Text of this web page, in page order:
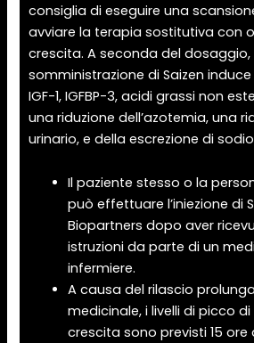
consiglia di eseguire una
avviare la terapia sostitutiva con
crescita. A seconda del dosaggio,
somministrazione di Saizen
IGF-1, IGFBP-3, acidi grassi non
una riduzione dell’azotemia, una
urinario, e della escrezione di
Il paziente stesso o la
può effettuare l’iniezione di
Biopartners dopo aver
istruzioni da parte di un
infermiere.
A causa del rilascio
medicinale, i livelli di picco
crescita sono previsti 15 ore